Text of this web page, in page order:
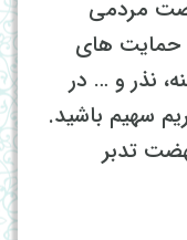
مردمی
حمایت های
نذر و … در
سهیم باشید.
تدبر